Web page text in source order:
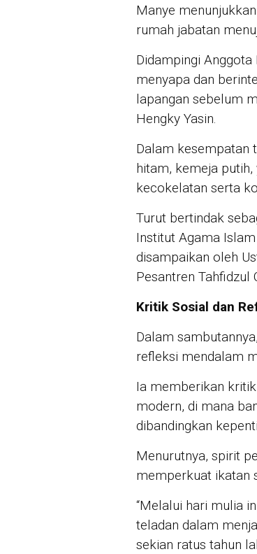
Manye
rumah jabatan
Didampingi Anggota
menyapa dan
lapangan sebelum
Hengky Yasin.
Dalam kesempatan
hitam, kemeja
kecokelatan serta
Turut bertindak
Institut Agama
disampaikan oleh
Pesantren Tahfidzul
Kritik Sosial dan
Dalam
refleksi mendalam
Ia memberikan
modern, di mana
dibandingkan
Menurutnya, spirit
memperkuat ikatan
“Melalui hari mulia
teladan dalam
sekian ratus tahun